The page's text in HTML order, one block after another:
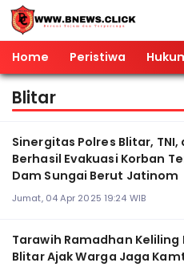
Home Peristiwa
Blitar
Sinergitas Polres Blitar, TNI,
Berhasil Evakuasi Korban
Dam Sungai Berut Jatinom
Jumat, 04 Apr 2025 19:24 WIB
Tarawih Ramadhan Keliling
Blitar Ajak Warga Jaga